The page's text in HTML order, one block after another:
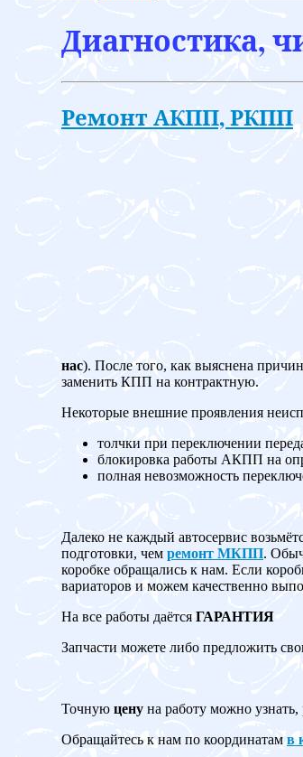
Диагностика,
Ремонт АКПП, РКПП
нас). После того, как выяснена
заменить КПП на контрактную.
Некоторые внешние проявления
толчки при переключении
блокировка работы АКПП на
полная невозможность
Далеко не каждый автосервис
подготовки, чем ремонт МКПП.
коробке обращались к нам. Если
вариаторов и можем качественно
На все работы даётся ГАРАНТИЯ
Запчасти можете либо предложить
Точную цену на работу можно узнать,
Обращайтесь к нам по координатам в